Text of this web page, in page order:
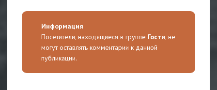
Информация
Посетители, находящиеся в группе Гости, не
могут оставлять комментарии к данной
публикации.